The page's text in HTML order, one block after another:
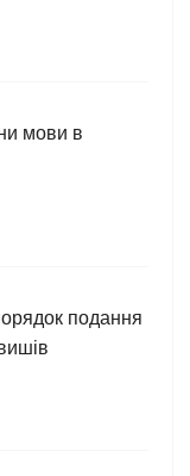
мови в
подання